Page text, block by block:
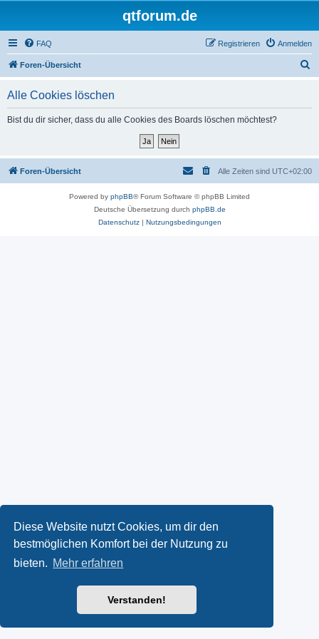
Diese Website nutzt Cookies, um dir den
bestmöglichen Komfort bei der Nutzung zu
bieten. Mehr erfahren
Verstanden!
qtforum.de
FAQ Anmelden
Registrieren
Foren-Übersicht
Alle Cookies löschen
Bist du dir sicher, dass du alle Cookies des Boards löschen möchtest?
Foren-Übersicht Alle Zeiten sind UTC+02:00
Powered by phpBB® Forum Software © phpBB Limited
Deutsche Übersetzung durch phpBB.de
Datenschutz| Nutzungsbedingungen